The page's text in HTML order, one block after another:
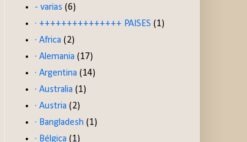
- varias (6)
· +++++++++++++++ PAISES (1)
· Africa (2)
· Alemania (17)
· Argentina (14)
· Australia (1)
· Austria (2)
· Bangladesh (1)
· Bélgica (1)